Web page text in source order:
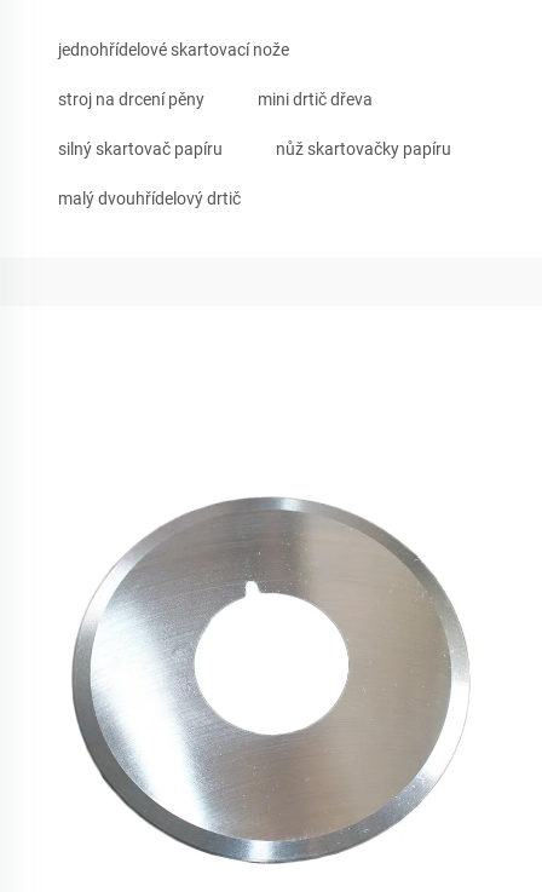
jednohřídelové skartovací nože
stroj na drcení pěny mini drtič dřeva
silný skartovač papíru nůž skartovačky papíru
malý dvouhřídelový drtič